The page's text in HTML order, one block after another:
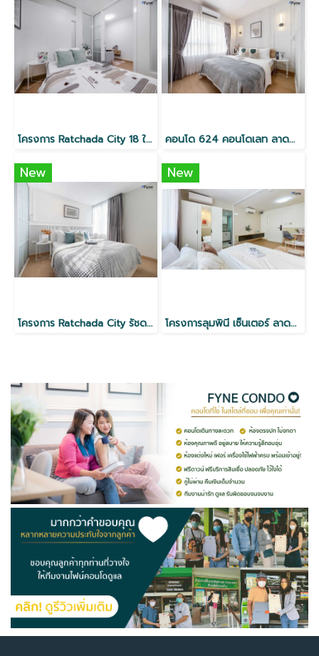
โครงการ Ratchada City 18 ใกล้ MRT ห้วยขวาง คอนโด 624 คอนโดเลท ลาดพร้าว
New
โครงการ Ratchada City รัชดา18 ใกล้ MRT ห้วยขวาง
New
โครงการลุมพินี เซ็นเตอร์ ลาดพร้าว 111 ใกล้ MRT